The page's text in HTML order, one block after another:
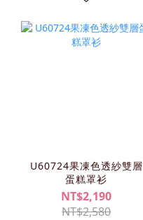
U60724果凍色透紗雙層
蛋糕罩衫
NT$2,190
NT$2,580